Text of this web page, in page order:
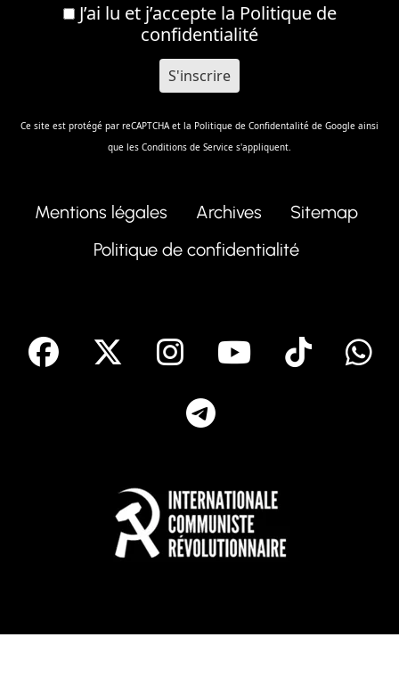
J’ai lu et j’accepte la Politique de
confidentialité
Ce site est protégé par reCAPTCHA et la Politique de Confidentalité de Google ainsi
que les Conditions de Service s'appliquent.
Mentions légales Archives
Sitemap
Politique de confidentialité
facebook Instagram
Youtube
Tik